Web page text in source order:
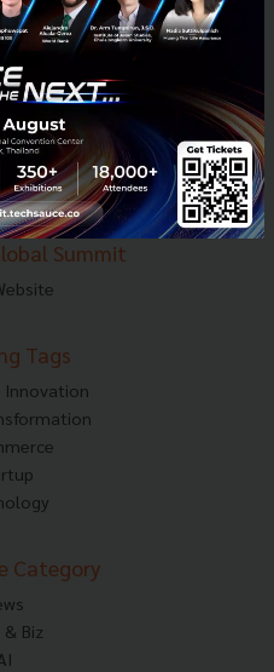
Media
Services
Policy
วาม
Summit
Tags
Innovation
Category
& Biz